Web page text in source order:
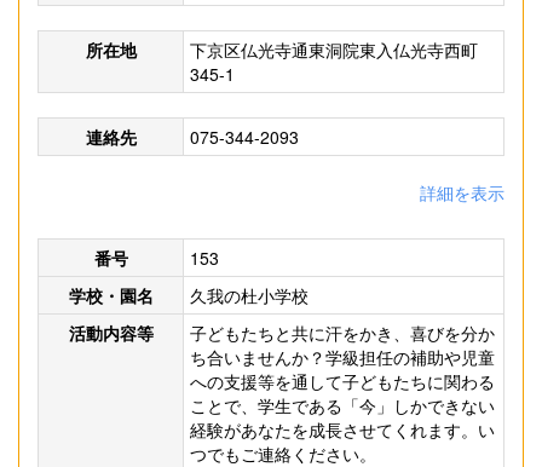
所在地
下京区仏光寺通東洞院東入仏光寺西町
345-1
連絡先 075-344-2093
詳細を表示
番号
153
学校・園名
久我の杜小学校
活動内容等
子どもたちと共に汗をかき、喜びを分か
ち合いませんか？学級担任の補助や児童
への支援等を通して子どもたちに関わる
ことで、学生である「今」しかできない
経験があなたを成長させてくれます。い
つでもご連絡ください。